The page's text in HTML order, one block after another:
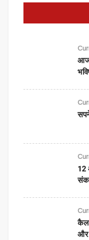
आज
12
और